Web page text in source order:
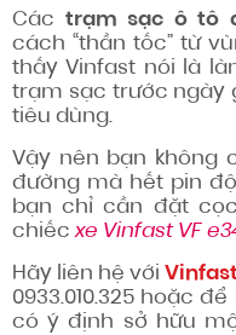
Các trạm sạc ô tô
cách “thần tốc” từ
thấy Vinfast nói là
trạm sạc trước ngày
tiêu dùng.
Vậy nên bạn không
đường mà hết pin
bạn chỉ cần đặt
chiếcxe Vinfast VF
Hãy liên hệ với
0933.010.325 hoặc
có ý định sở hữu